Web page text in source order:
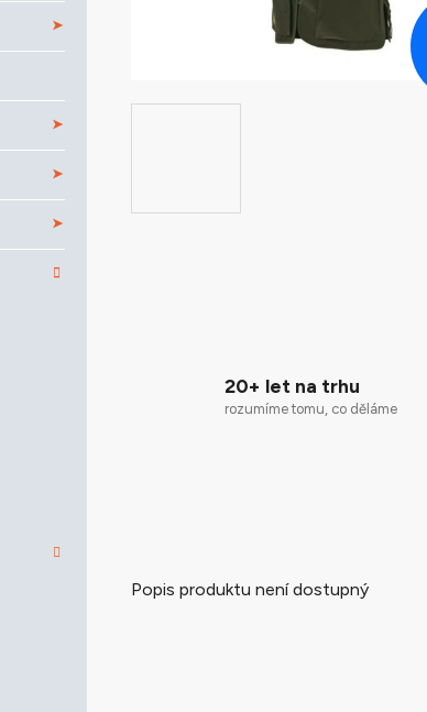
20+ let na trhu
rozumíme tomu, co děláme
Popis produktu není dostupný